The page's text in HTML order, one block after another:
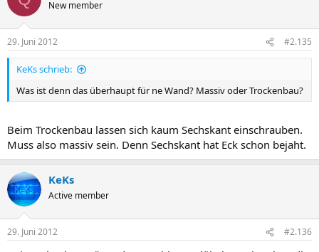
New member
29. Juni 2012 #2.135
KeKs schrieb:
Was ist denn das überhaupt für ne Wand? Massiv oder Trockenbau?
Beim Trockenbau lassen sich kaum Sechskant einschrauben.
Muss also massiv sein. Denn Sechskant hat Eck schon bejaht.
KeKs
Active member
29. Juni 2012 #2.136